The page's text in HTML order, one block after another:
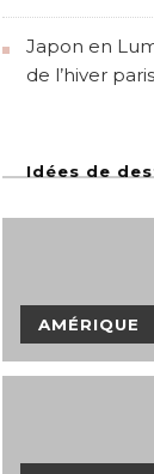
Japon en
de l’hiver
Idées de
AMÉRIQUE